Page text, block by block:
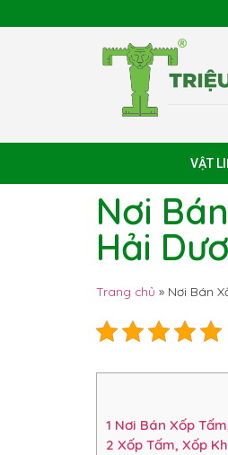
VẬT
Nơi
Hải
Trang chủ » Nơi Bán
1 Nơi Bán Xốp
2 Xốp Tấm, Xốp